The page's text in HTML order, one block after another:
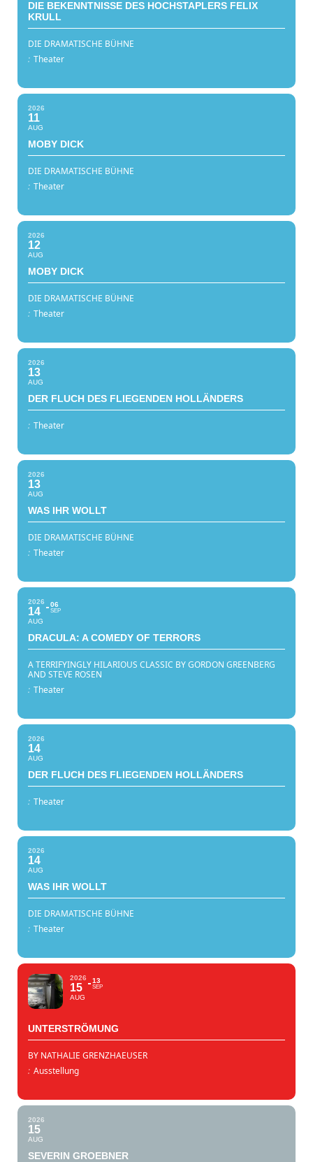
DIE BEKENNTNISSE DES HOCHSTAPLERS FELIX
KRULL
DIE DRAMATISCHE BÜHNE
: Theater
2026
11
AUG
MOBY DICK
DIE DRAMATISCHE BÜHNE
: Theater
2026
12
AUG
MOBY DICK
DIE DRAMATISCHE BÜHNE
: Theater
2026
13
AUG
DER FLUCH DES FLIEGENDEN HOLLÄNDERS
: Theater
2026
13
AUG
WAS IHR WOLLT
DIE DRAMATISCHE BÜHNE
: Theater
2026
14
AUG
06
SEP
DRACULA: A COMEDY OF TERRORS
A TERRIFYINGLY HILARIOUS CLASSIC BY GORDON GREENBERG
AND STEVE ROSEN
: Theater
2026
14
AUG
DER FLUCH DES FLIEGENDEN HOLLÄNDERS
: Theater
2026
14
AUG
WAS IHR WOLLT
DIE DRAMATISCHE BÜHNE
: Theater
2026
15
AUG
13
SEP
UNTERSTRÖMUNG
BY NATHALIE GRENZHAEUSER
: Ausstellung
2026
15
AUG
SEVERIN GROEBNER